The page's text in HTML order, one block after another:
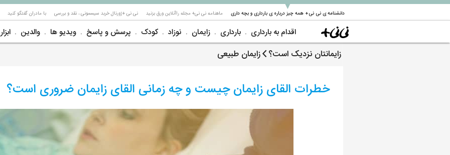
دانشنامه ی نی نی+ همه چیز درباره ی بارداری و بچه داری
▼ ماهنامه نی نی+ مجله راآنلاین ورق بزنید نی نی +ژورنال خربد سیسمونی ، نقد و بررسی با مادران گفتگو کنید
اقدام به بارداری بارداری زایمان نوزاد کودک پرسش و پاسخ ویدیو ها والدین ابزار
زایمانتان نزدیک است؟ زایمان طبیعی
خطرات القای زایمان چیست و چه زمانی القای زایمان ضروری است؟